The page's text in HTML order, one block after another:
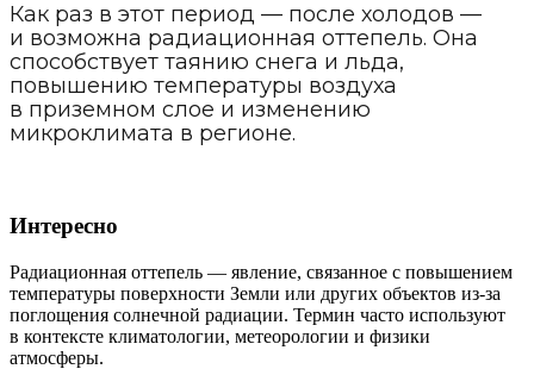
Как раз в этот период — после холодов —
и возможна радиационная оттепель. Она
способствует таянию снега и льда,
повышению температуры воздуха
в приземном слое и изменению
микроклимата в регионе.
Интересно
Радиационная оттепель — явление, связанное с повышением
температуры поверхности Земли или других объектов из-за
поглощения солнечной радиации. Термин часто используют
в контексте климатологии, метеорологии и физики
атмосферы.